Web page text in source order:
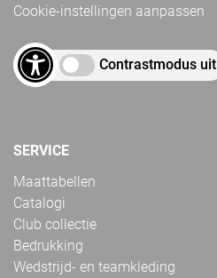
Cookie-instellingen aanpassen
Contrastmodus uit
SERVICE
Maattabellen
Catalogi
Club collectie
Bedrukking
Wedstrijd- en teamkleding